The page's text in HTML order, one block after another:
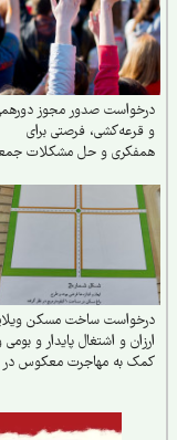
صدور مجوز دورهمی
فرصتی برای
و حل مشکلات جمعی
ساخت مسکن ویلایی
و اشتغال پایدار و بومی و
به مهاجرت معکوس در